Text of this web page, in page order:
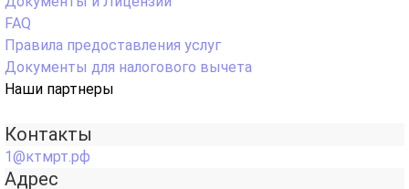
FAQ
Правила предоставления услуг
Документы для налогового вычета
Наши партнеры
Контакты
1@ктмрт.рф
Адрес